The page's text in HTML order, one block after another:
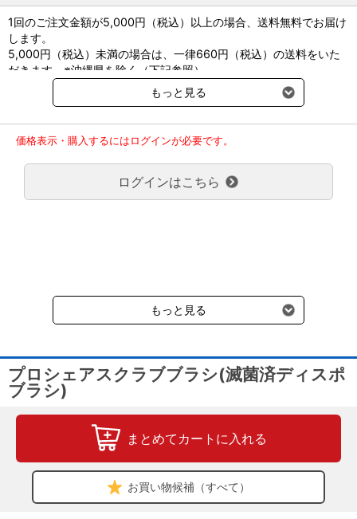
サイズ（mm）：50×80×38
入数：1袋（24個入）
※滅菌有効期限：3年間
1回のご注文金額が5,000円（税込）以上の場合、送料無料でお届け
します。
5,000円（税込）未満の場合は、一律660円（税込）の送料をいた
だきます。※沖縄県を除く（下記参照）
※2017年11月14日（火）より沖縄県へのお届けにつきましては、1
回のご注文金額（税込）が、30,000円以上で配送無料となります。
ご了承のほどよろしくお願い致します。
弊社都合でお届けが２回以上に分かれる場合の送料負担は、１回分
のみで新たな送料は発生しません。
大型商品送料が必要な商品をご注文の場合は、大型商品送料のみご
負担頂きます。
受けます。
もっと見る
価格表示・購入するにはログインが必要です。
ログインはこちら
もっと見る
プロシェアスクラブブラシ(滅菌済ディスポ
ブラシ)
まとめてカートに入れる
お買い物候補（すべて）